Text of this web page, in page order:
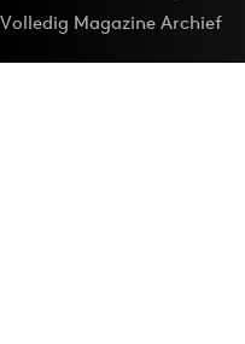
Volledig Magazine Archief